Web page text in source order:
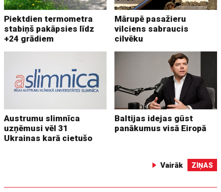
Piektdien termometra
stabiņš pakāpsies līdz
+24 grādiem
Mārupē pasažieru
vilciens sabraucis
cilvēku
Austrumu slimnīca
uzņēmusi vēl 31
Ukrainas karā cietušo
Baltijas idejas gūst
panākumus visā Eiropā
Vairāk ZIŅAS